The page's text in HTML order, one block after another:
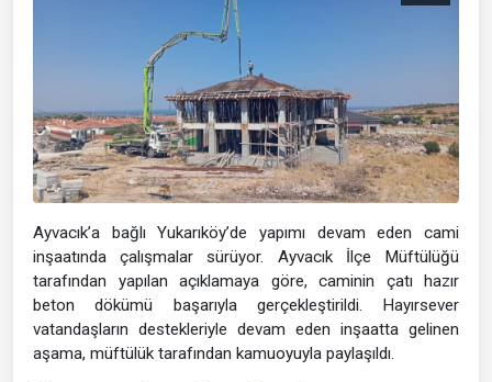
Ayvacık’a bağlı Yukarıköy’de yapımı devam eden cami
inşaatında çalışmalar sürüyor. Ayvacık İlçe Müftülüğü
tarafından yapılan açıklamaya göre, caminin çatı hazır
beton dökümü başarıyla gerçekleştirildi. Hayırsever
vatandaşların destekleriyle devam eden inşaatta gelinen
aşama, müftülük tarafından kamuoyuyla paylaşıldı.